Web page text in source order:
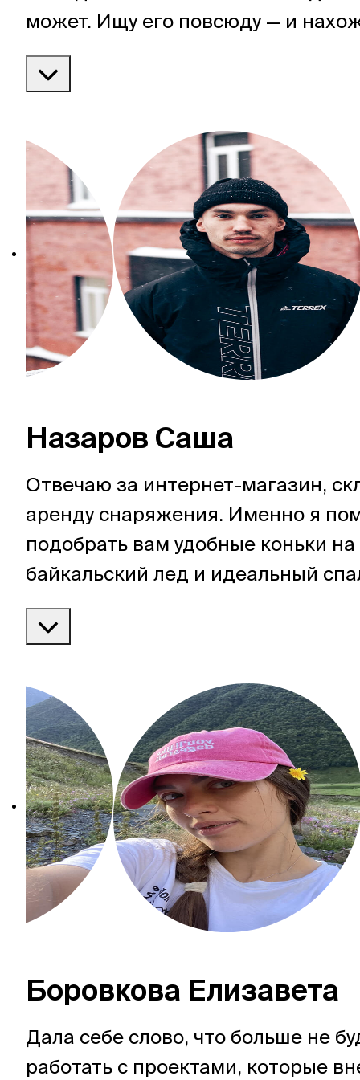
может. Ищу его повсюду — и
уверен: кто ищет, тот
Назаров Саша
Отвечаю за интернет-магазин,
аренду снаряжения. Именно я
подобрать вам удобные коньки на
байкальский лед и идеальный
горы, а также добавлю в ваш
наклейки, шапку или бафф.
Боровкова Елизавета
Дала себе слово, что больше не
работать с проектами, которые